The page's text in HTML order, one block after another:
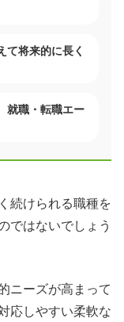
て将来的に長く
就職・転職エー
続けられる職種を
ではないでしょう
ニーズが高まって
応しやすい柔軟な